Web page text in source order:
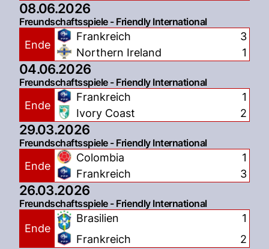
08.06.2026
Freundschaftsspiele - Friendly International
Ende
Frankreich
Northern Ireland
3
1
04.06.2026
Freundschaftsspiele - Friendly International
Ende
Frankreich
Ivory Coast
1
2
29.03.2026
Freundschaftsspiele - Friendly International
Ende
Colombia
Frankreich
1
3
26.03.2026
Freundschaftsspiele - Friendly International
Ende
Brasilien
Frankreich
1
2